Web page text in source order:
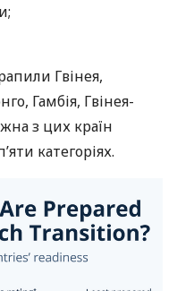
Гвінея,
Гамбія, Гвінея-
з цих країн
категоріях.